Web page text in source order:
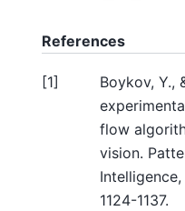
References
[1]
Boykov, Y.,
flow
vision.
1124-1137.